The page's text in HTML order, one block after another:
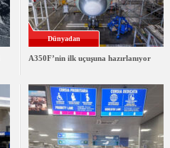
Dünyadan
A350F’nin ilk uçuşuna hazırlanıyor